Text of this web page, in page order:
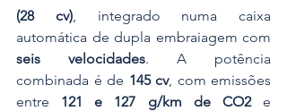
(28 cv), integrado numa caixa
seis velocidades. A potência
combinada é de 145 cv, com emissões
entre 121 e 127 g/km de CO2 e